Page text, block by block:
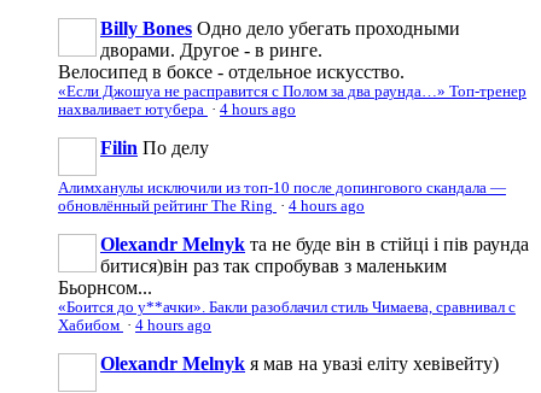
Billy Bones Одно дело убегать проходными
дворами. Другое - в ринге.
Велосипед в боксе - отдельное искусство.
«Если Джошуа не расправится с Полом за два раунда…» Топ-тренер
нахваливает ютубера · 4 hours ago
Filin По делу
Алимханулы исключили из топ-10 после допингового скандала —
обновлённый рейтинг The Ring · 4 hours ago
Olexandr Melnyk та не буде він в стійці і пів раунда
битися)він раз так спробував з маленьким
Бьорнсом...
«Боится до у**ачки». Бакли разоблачил стиль Чимаева, сравнивал с
Хабибом · 4 hours ago
Olexandr Melnyk я мав на увазі еліту хевівейту)